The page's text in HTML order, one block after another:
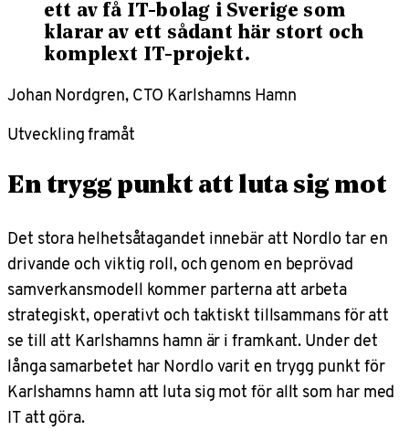
ett av få IT-bolag i Sverige som
klarar av ett sådant här stort och
komplext IT-projekt.
Johan Nordgren, CTO Karlshamns Hamn
Utveckling framåt
En trygg punkt att luta sig mot
Det stora helhetsåtagandet innebär att Nordlo tar en
drivande och viktig roll, och genom en beprövad
samverkansmodell kommer parterna att arbeta
strategiskt, operativt och taktiskt tillsammans för att
se till att Karlshamns hamn är i framkant. Under det
långa samarbetet har Nordlo varit en trygg punkt för
Karlshamns hamn att luta sig mot för allt som har med
IT att göra.